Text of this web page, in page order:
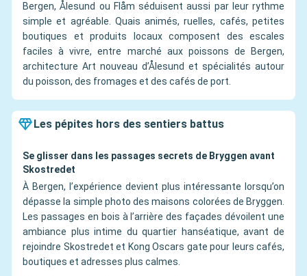
Bergen, Ålesund ou Flåm séduisent aussi par leur rythme
simple et agréable. Quais animés, ruelles, cafés, petites
boutiques et produits locaux composent des escales
faciles à vivre, entre marché aux poissons de Bergen,
architecture Art nouveau d’Ålesund et spécialités autour
du poisson, des fromages et des cafés de port.
Les pépites hors des sentiers battus
Se glisser dans les passages secrets de Bryggen avant
Skostredet
À Bergen, l’expérience devient plus intéressante lorsqu’on
dépasse la simple photo des maisons colorées de Bryggen.
Les passages en bois à l’arrière des façades dévoilent une
ambiance plus intime du quartier hanséatique, avant de
rejoindre Skostredet et Kong Oscars gate pour leurs cafés,
boutiques et adresses plus calmes.